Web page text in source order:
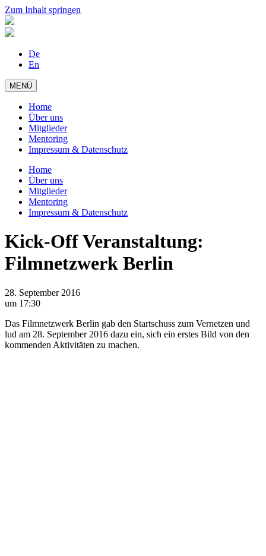
Zum Inhalt springen
De
En
MENÜ
Home
Über uns
Mitglieder
Mentoring
Impressum & Datenschutz
Home
Über uns
Mitglieder
Mentoring
Impressum & Datenschutz
Kick-Off Veranstaltung:
Filmnetzwerk Berlin
28. September 2016
um 17:30
Das Filmnetzwerk Berlin gab den Startschuss zum Vernetzen und
lud am 28. September 2016 dazu ein, sich ein erstes Bild von den
kommenden Aktivitäten zu machen.